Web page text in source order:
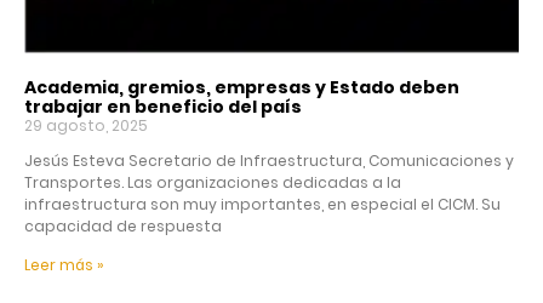
Academia, gremios, empresas y Estado deben
trabajar en beneficio del país
29 agosto, 2025
Jesús Esteva Secretario de Infraestructura, Comunicaciones y
Transportes. Las organizaciones dedicadas a la
infraestructura son muy importantes, en especial el CICM. Su
capacidad de respuesta
Leer más »